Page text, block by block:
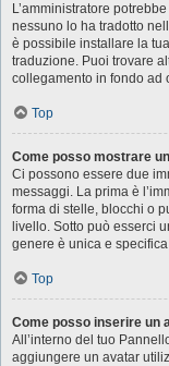
L’amministratore
nessuno lo ha tradotto
è possibile installare la
traduzione. Puoi trovare
collegamento in fondo ad
Top
Come posso mostrare
Ci possono essere due
messaggi. La prima è
forma di stelle, blocchi o
livello. Sotto può esserci
genere è unica e
Top
Come posso inserire un
All’interno del tuo
aggiungere un avatar